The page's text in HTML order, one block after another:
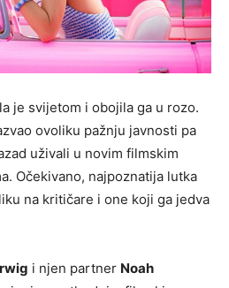
je svijetom i obojila ga u rozo.
ovoliku pažnju javnosti pa
uživali u novim filmskim
Očekivano, najpoznatija lutka
na kritičare i one koji ga jedva
i njen partner Noah